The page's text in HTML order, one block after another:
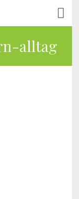
alltag